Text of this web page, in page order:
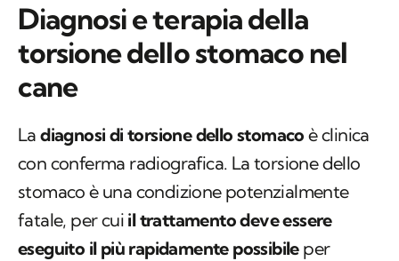
Diagnosi e terapia della
torsione dello stomaco nel
cane
Ladiagnosi di torsione dello stomaco è clinica
con conferma radiografica. La torsione dello
stomaco è una condizione potenzialmente
fatale, per cui il trattamento deve essere
eseguito il più rapidamente possibileper